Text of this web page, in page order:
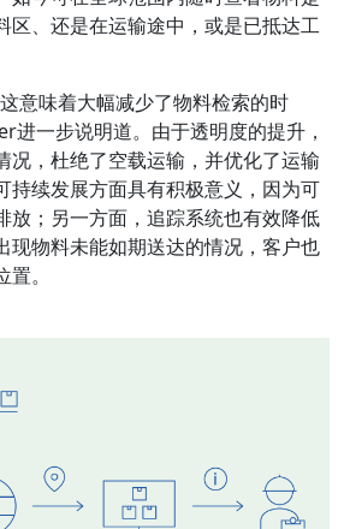
区、还是在运输途中，或是已抵达工
味着大幅减少了物料检索的时
进一步说明道。由于透明度的提升，
况，杜绝了空载运输，并优化了运输
持续发展方面具有积极意义，因为可
放；另一方面，追踪系统也有效降低
现物料未能如期送达的情况，客户也
。